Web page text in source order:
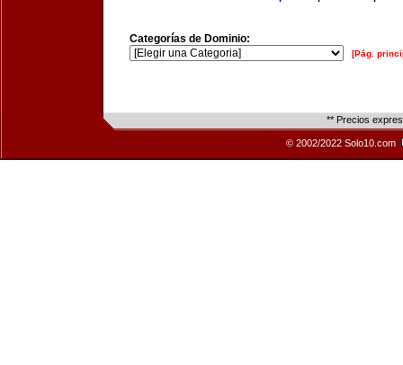
Categorías de Dominio:
[Pág.
** Precios
© 2002/2022 Solo10.com